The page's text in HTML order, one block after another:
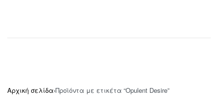
Αρχική σελίδα›Προϊόντα με ετικέτα “Opulent Desire”